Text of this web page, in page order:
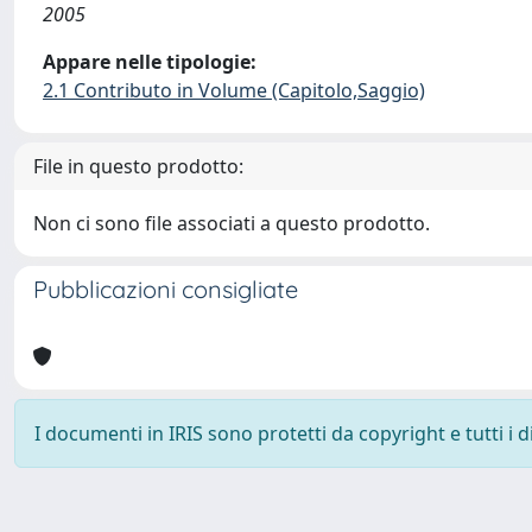
2005
Appare nelle tipologie:
2.1 Contributo in Volume (Capitolo,Saggio)
File in questo prodotto:
Non ci sono file associati a questo prodotto.
Pubblicazioni consigliate
I documenti in IRIS sono protetti da copyright e tutti i